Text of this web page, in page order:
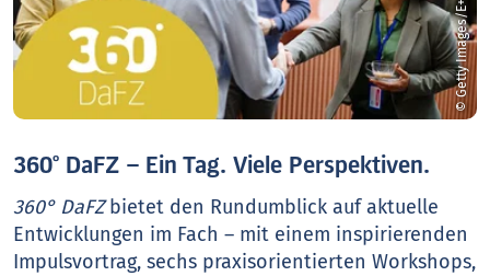
© Getty Images/E+/Anchiy
360° DaFZ – Ein Tag. Viele Perspektiven.
360° DaFZbietet den Rundumblick auf aktuelle
Entwicklungen im Fach – mit einem inspirierenden
Impulsvortrag, sechs praxisorientierten Workshops,